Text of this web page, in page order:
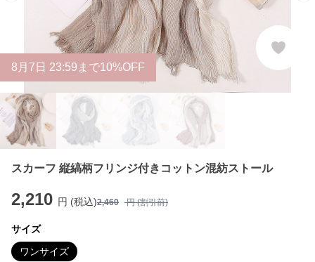
8 月 7 日 23:59まで10%OFF
スカーフ 縦縞柄フリンジ付きコットン混紡ストール
2,210 円 (税込)2,460 円 (割引前)
サイズ
ワンサイズ